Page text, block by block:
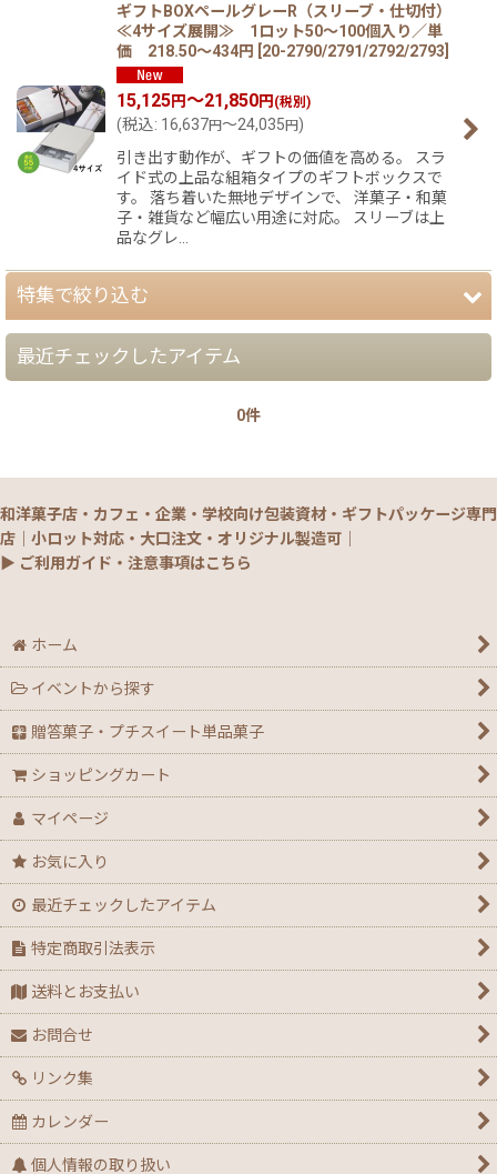
ギフトBOXペールグレーR（スリーブ・仕切付）
≪4サイズ展開≫ 1ロット50〜100個入り／単
価 218.50〜434円 [20-2790/2791/2792/2793]
15,125円～21,850円 (税別)
(税込: 16,637円 ～24,035 円 )
引き出す動作が、ギフトの価値を高める。 スラ
イド式の上品な組箱タイプのギフトボックスで
す。 落ち着いた無地デザインで、 洋菓子・和菓
子・雑貨など幅広い用途に対応。 スリーブは上
品なグレ…
特集で絞り込む
【夏】さわやかパッケージ
【銘菓撰29・秋冬】洋菓子ギフト（贈答）
【銘菓撰29・秋冬】菓子単品・プチギフト
【秋】秋のおすすめパッケージ
【ハロウィン】★全力応援★グッズ★
【アウトレット】ハロウィン
【２０２６年】クリスマスデコ箱・ノエル箱・トレー
【クリスマス】ミニデコ箱トレー付き＜3号 4号 4.5
【クリスマス】ノエル箱
【クリスマス】★全力応援！X’masグッズ
最近チェックしたアイテム
0件
和洋菓子店・カフェ・企業・学校向け包装資材・ギフトパッケージ専門
店｜小ロット対応・大口注文・オリジナル製造可｜
▶ ご利用ガイド・注意事項はこちら
ホーム
イベントから探す
贈答菓子・プチスイート単品菓子
ショッピングカート
マイページ
お気に入り
最近チェックしたアイテム
特定商取引法表示
送料とお支払い
お問合せ
リンク集
カレンダー
個人情報の取り扱い